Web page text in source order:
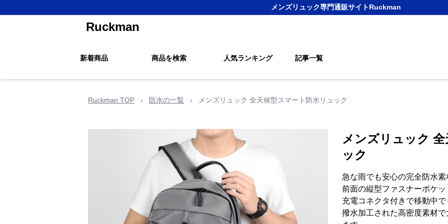
メンズリュック専門通販サイトRuckman
Ruckman
新着商品 商品を検索 人気ランキング 記事一覧
Ruckman TOP › 防水の一覧 › メンズリュック 全天候型スマート防水リュック
メンズリュック
ック
急な雨でも安心の完全防水
前面の縦型ファスナーポケ
充電コネクタ付きで移動中
撥水加工された高密度素材